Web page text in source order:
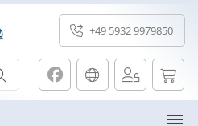
+49 5932 9979850